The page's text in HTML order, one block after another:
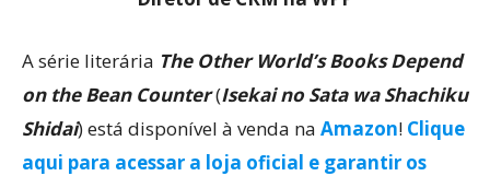
A série literária The Other World’s Books Depend
on the Bean Counter(Isekai no Sata wa Shachiku
Shidai) está disponível à venda na Amazon! Clique
aqui para acessar a loja oficial e garantir os